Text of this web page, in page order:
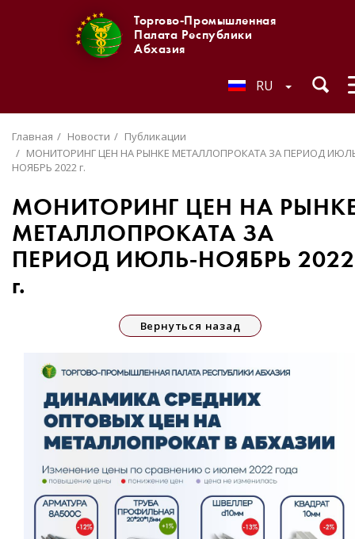
Торгово-Промышленная
Палата Республики
Абхазия
RU
Главная Новости
Публикации
МОНИТОРИНГ ЦЕН НА РЫНКЕ МЕТАЛЛОПРОКАТА ЗА ПЕРИОД
НОЯБРЬ 2022 г.
МОНИТОРИНГ ЦЕН НА
МЕТАЛЛОПРОКАТА ЗА
ПЕРИОД ИЮЛЬ-НОЯБРЬ 2022
г.
Вернуться назад